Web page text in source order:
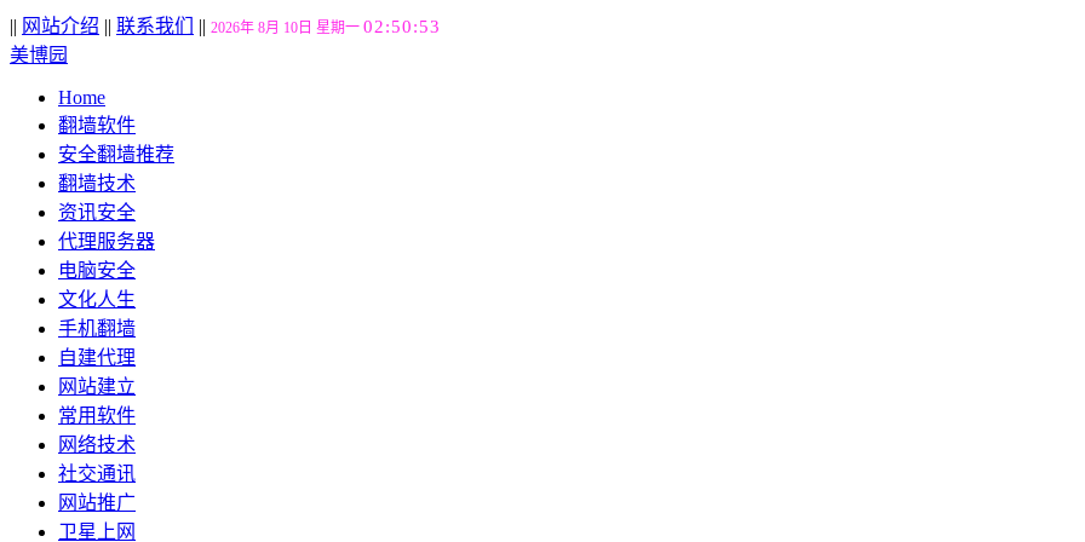
|| 网站介绍 || 联系我们 || 2026年 8月 10日 星期一 02:50:54
美博园
Home
翻墙软件
安全翻墙推荐
翻墙技术
资讯安全
代理服务器
电脑安全
文化人生
手机翻墙
自建代理
网站建立
常用软件
网络技术
社交通讯
网站推广
卫星上网